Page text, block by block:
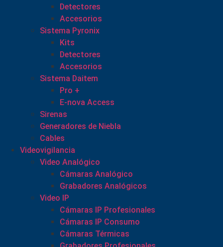
Detectores
Accesorios
Sistema Pyronix
Kits
Detectores
Accesorios
Sistema Daitem
Pro +
E-nova Access
Sirenas
Generadores de Niebla
Cables
Videovigilancia
Video Analógico
Cámaras Analógico
Grabadores Analógicos
Video IP
Cámaras IP Profesionales
Cámaras IP Consumo
Cámaras Térmicas